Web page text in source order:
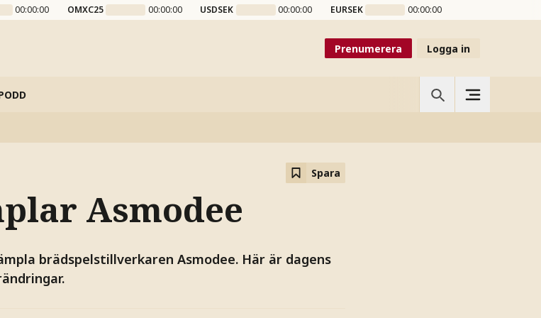
00:00:00 OMXC25 00:00:00 USDSEK 00:00:00 EURSEK 00:00:00
Prenumerera Logga in
Spara
Asmodee
brädspelstillverkaren Asmodee. Här är dagens